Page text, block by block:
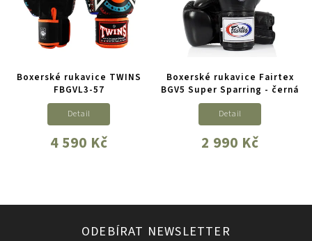
Boxerské rukavice TWINS
FBGVL3-57
4 590 Kč
Detail
Boxerské rukavice Fairtex
BGV5 Super Sparring - černá
2 990 Kč
Detail
ODEBÍRAT NEWSLETTER